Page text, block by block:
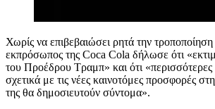
Χωρίς να επιβεβαιώσει ρητά την
εκπρόσωπος της Coca Cola δήλωσε ότι
του Προέδρου Τραμπ» και ότι «περισσότερες
σχετικά με τις νέες καινοτόμες προσφορές
της θα δημοσιευτούν σύντομα».